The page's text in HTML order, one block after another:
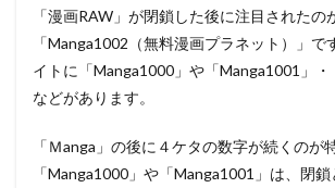
れる
リス
ク
4
料漫画プラネッ
ト)」の後継や代
わりのサイト一
「漫画RAW」が閉鎖した後に注目されたの
「Manga1002（無料漫画プラネット）」で
イトに「Manga1000」や「Manga1001」・
などがあります。
「Ｍanga」の後に４ケタの数字が続くのが
「Manga1000」や「Manga1001」は、閉